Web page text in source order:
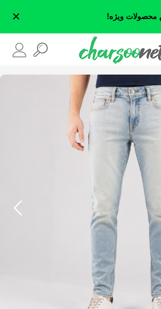
محصولات ویژه! ×